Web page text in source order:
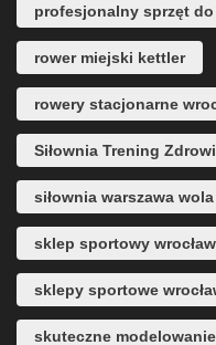
profesjonalny sprzęt do
rower miejski kettler
rowery stacjonarne
Siłownia Trening
siłownia warszawa wola
sklep sportowy
sklepy sportowe
skuteczne